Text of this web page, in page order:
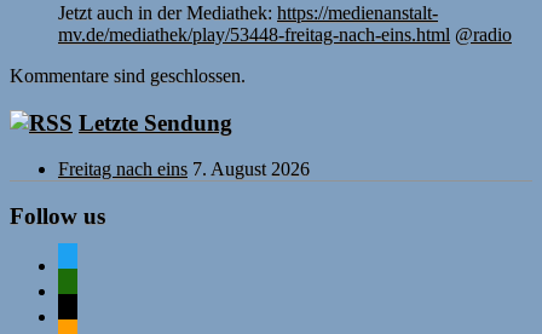
Jetzt auch in der Mediathek: https://medienanstalt-
mv.de/mediathek/play/53448-freitag-nach-eins.html @radio
Kommentare sind geschlossen.
Letzte Sendung
Freitag nach eins 7. August 2026
Follow us